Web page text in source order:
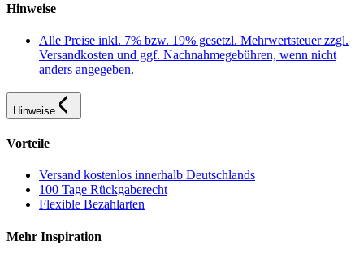
Hinweise
Alle Preise inkl. 7% bzw. 19% gesetzl. Mehrwertsteuer zzgl.
Versandkosten und ggf. Nachnahmegebühren, wenn nicht
anders angegeben.
Hinweise
Vorteile
Versand kostenlos innerhalb Deutschlands
100 Tage Rückgaberecht
Flexible Bezahlarten
Mehr Inspiration